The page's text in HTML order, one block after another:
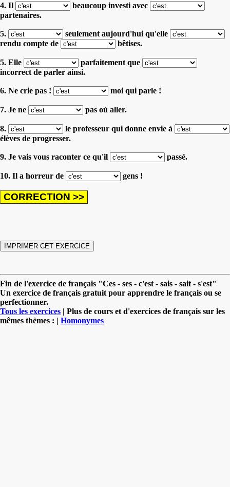
4. Il beaucoup investi avec
partenaires.
5. seulement aujourd'hui qu'elle
rendu compte de bêtises.
5. Elle parfaitement que
incorrect de parler ainsi.
6. Ne crie pas ! moi qui parle !
7. Je ne pas où aller.
8. le professeur qui donne envie à
élèves de progresser.
9. Je vais vous raconter ce qu'il passé.
10. Il a horreur de gens !
Fin de l'exercice de français "Ces - ses - c'est - sais - sait - s'est"
Un exercice de français gratuit pour apprendre le français ou se
perfectionner.
Tous les exercices | Plus de cours et d'exercices de français sur les
mêmes thèmes : | Homonymes